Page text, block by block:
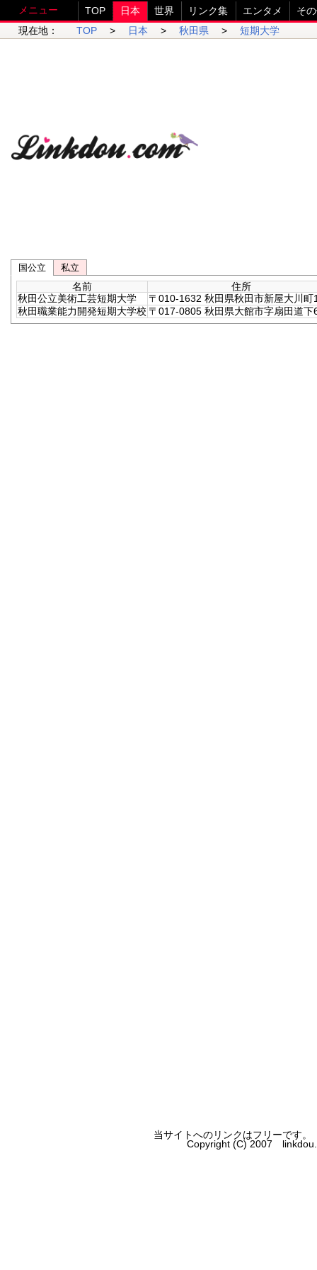
メニュー TOP 日本 世界 リンク集 エンタメ
そ
現在地：
TOP > 日本 > 秋田県 > 短期大学
国公立
私立
名前
住所
秋田公立美術工芸短期大学
〒010-1632 秋田県秋田市新屋大川町
秋田職業能力開発短期大学校 〒017-0805 秋田県大館市字扇田道下
当サイトへのリンクはフリーです
Copyright (C) 2007